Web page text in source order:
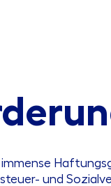
und